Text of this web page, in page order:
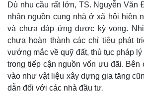
Quan sát
Cuộc sống đó đây
Hồ sơ
Ảnh
E-
Dù nhu cầu rất lớn, TS. Nguyễn Văn
nhận nguồn cung nhà ở xã hội hiện
và chưa đáp ứng được kỳ vọng.
chưa hoàn thành các chỉ tiêu phát
vướng mắc về quỹ đất, thủ tục pháp
trong tiếp cận nguồn vốn ưu đãi. Bên
vào như vật liệu xây dựng gia tăng
dẫn đối với các nhà đầu tư.